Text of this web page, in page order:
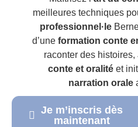
meilleures techniques
professionnel·le
d’une formation conte
raconter des histoires,
conte et oralité et
narration orale
Je m’inscris dès
maintenant